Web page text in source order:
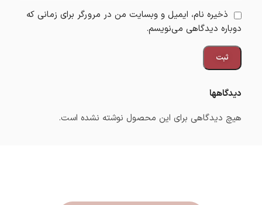
دیدگاهها
هیچ دیدگاهی برای این محصول نوشته نشده است.
ذخیره نام، ایمیل و وبسایت من در مرورگر برای زمانی که
دوباره دیدگاهی می‌نویسم.